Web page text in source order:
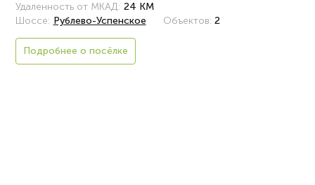
Удаленность от МКАД: 24 КМ
Шоссе: Рублево-Успенское Объектов: 2
Подробнее о посёлке